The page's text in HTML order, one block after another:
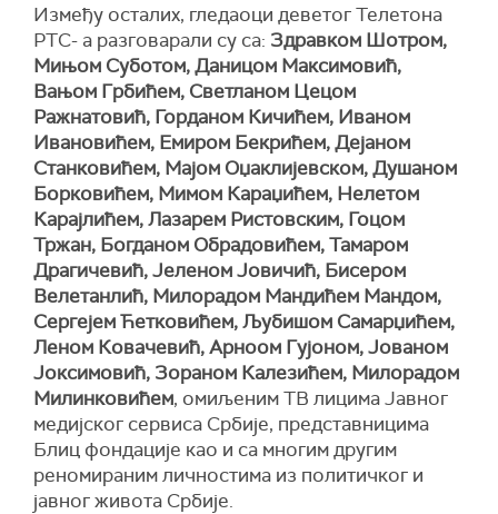
Између осталих, гледаоци деветог Телетона
РТС- а разговарали су са: Здравком Шотром,
Мињом Суботом, Даницом Максимовић,
Вањом Грбићем, Светланом Цецом
Ражнатовић, Горданом Кичићем, Иваном
Ивановићем, Емиром Бекрићем, Дејаном
Станковићем, Мајом Оџаклијевском, Душаном
Борковићем, Мимом Караџићем, Нелетом
Карајлићем, Лазарем Ристовским, Гоцом
Тржан, Богданом Обрадовићем, Тамаром
Драгичевић, Јеленом Јовичић, Бисером
Велетанлић, Милорадом Мандићем Мандом,
Сергејем Ћетковићем, Љубишом Самарџићем,
Леном Ковачевић, Арноом Гујоном, Јованом
Јоксимовић, Зораном Калезићем, Милорадом
Милинковићем, омиљеним ТВ лицима Јавног
медијског сервиса Србије, представницима
Блиц фондације као и са многим другим
реномираним личностима из политичког и
јавног живота Србије.